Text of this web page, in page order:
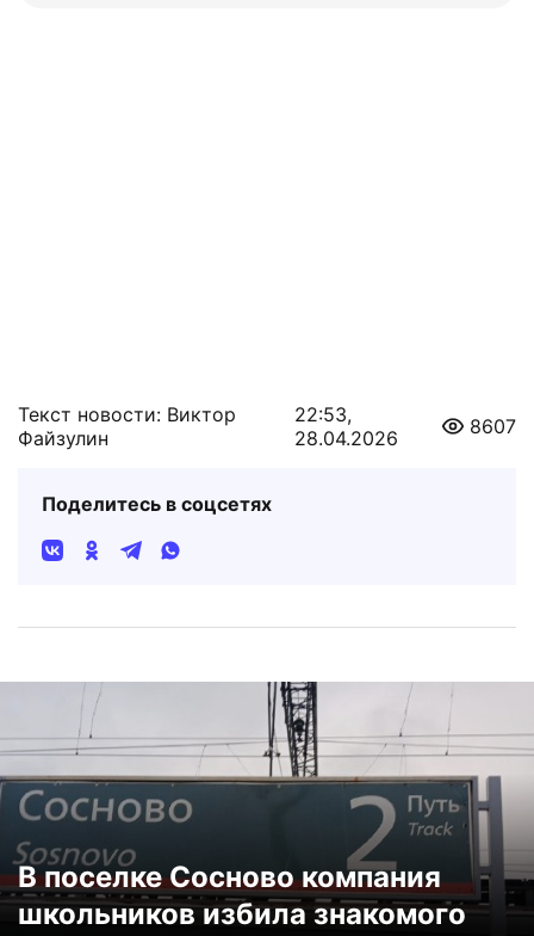
Текст новости: Виктор
Файзулин
22:53,
28.04.2026
8607
Поделитесь в соцсетях
В поселке Сосново компания
школьников избила знакомого